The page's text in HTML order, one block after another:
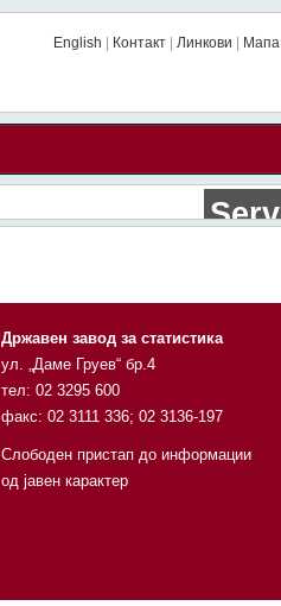
English Контакт |Линкови Мапа
Државен завод за статистика
ул. „Даме Груев“ бр.4
тел: 02 3295 600
факс: 02 3111 336; 02 3136-197
Слободен пристап до информации
од јавен карактер